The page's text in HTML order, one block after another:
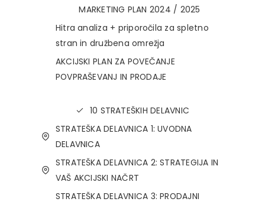
MARKETING PLAN 2024 / 2025
Hitra analiza + priporočila za spletno
stran in družbena omrežja
AKCIJSKI PLAN ZA POVEČANJE
POVPRAŠEVANJ IN PRODAJE
10 STRATEŠKIH DELAVNIC
STRATEŠKA DELAVNICA 1: UVODNA
DELAVNICA
STRATEŠKA DELAVNICA 2: STRATEGIJA IN
VAŠ AKCIJSKI NAČRT
STRATEŠKA DELAVNICA 3: PRODAJNI